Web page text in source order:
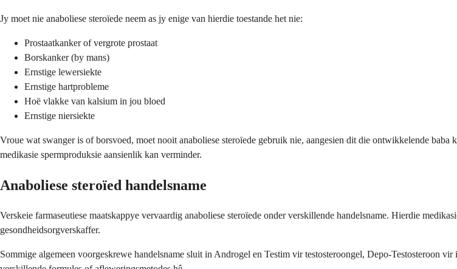
Jy moet nie anaboliese steroïede neem as jy enige van hierdie toestande het nie:
Prostaatkanker of vergrote prostaat
Borskanker (by mans)
Ernstige lewersiekte
Ernstige hartprobleme
Hoë vlakke van kalsium in jou bloed
Ernstige niersiekte
Vroue wat swanger is of borsvoed, moet nooit anaboliese steroïede gebruik nie, aangesien dit die ontwikkelende
medikasie spermproduksie aansienlik kan verminder.
Anaboliese steroïed handelsname
Verskeie farmaseutiese maatskappye vervaardig anaboliese steroïede onder verskillende handelsname. Hierdie
gesondheidsorgverskaffer.
Sommige algemeen voorgeskrewe handelsname sluit in Androgel en Testim vir testosteroongel, Depo-Testosteroon